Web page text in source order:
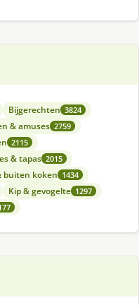
Bijgerechten 3824
& amuses 2759
2115
& tapas 2015
buiten koken 1434
Kip & gevogelte 1297